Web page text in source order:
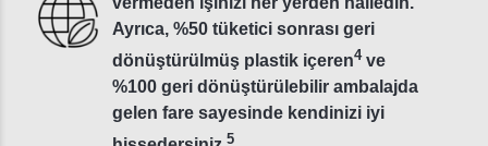
Ayrıca, %50 tüketici sonrası geri
dönüştürülmüş plastik içeren4ve
%100 geri dönüştürülebilir ambalajda
gelen fare sayesinde kendinizi iyi
5